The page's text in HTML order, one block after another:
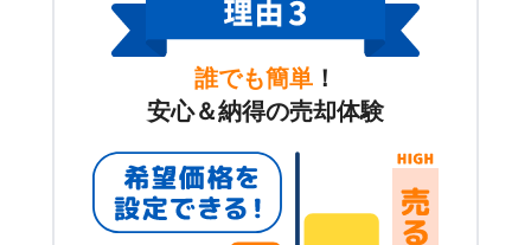
誰でも簡単 ！
安心＆納得の売却体験